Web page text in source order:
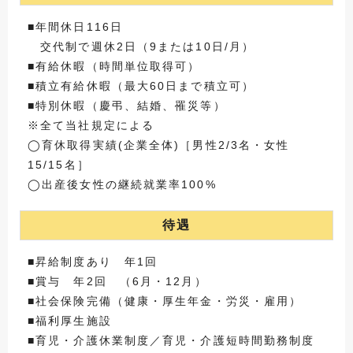
■年間休日116日
交代制で週休2日（9または10日/月）
■有給休暇（時間単位取得可）
■積立有給休暇（最大60日まで積立可）
■特別休暇（慶弔、結婚、罹災等）
※全て当社規定による
◯育休取得実績(企業全体)［男性2/3名・女性
15/15名］
◯出産後女性の継続就業率100%
待遇
■昇給制度あり 年1回
■賞与 年2回 （6月・12月）
■社会保険完備（健康・厚生年金・労災・雇用）
■福利厚生施設
■育児・介護休業制度／育児・介護短時間勤務制度